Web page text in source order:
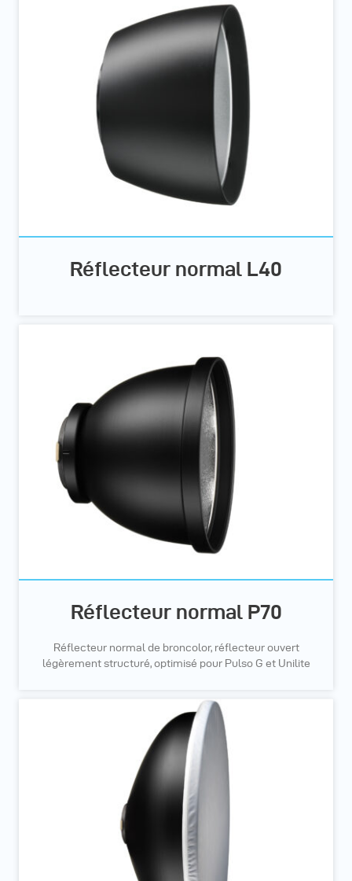
Réflecteur normal L40
Réflecteur normal P70
Réflecteur normal de broncolor, réflecteur ouvert
légèrement structuré, optimisé pour Pulso G et Unilite